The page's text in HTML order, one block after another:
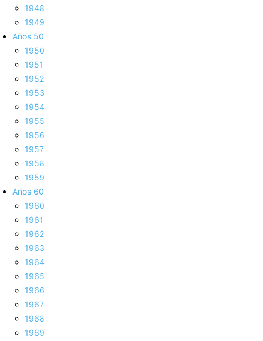
1948
1949
Años 50
1950
1951
1952
1953
1954
1955
1956
1957
1958
1959
Años 60
1960
1961
1962
1963
1964
1965
1966
1967
1968
1969